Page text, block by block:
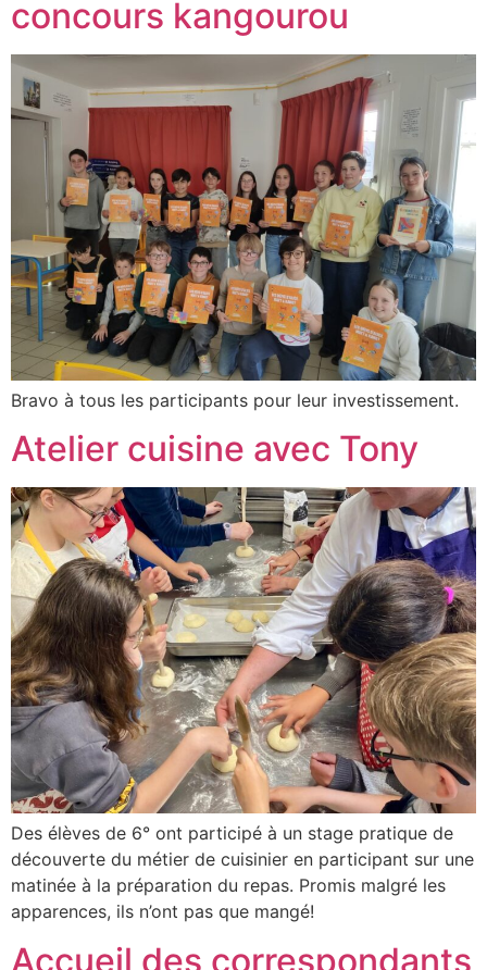
concours kangourou
Bravo à tous les participants pour leur investissement.
Atelier cuisine avec Tony
Des élèves de 6° ont participé à un stage pratique de
découverte du métier de cuisinier en participant sur une
matinée à la préparation du repas. Promis malgré les
apparences, ils n’ont pas que mangé!
Accueil des correspondants